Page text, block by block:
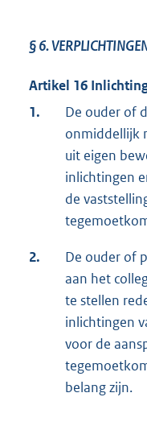
§ 6.
Artikel 16
1.
De ouder of
onmiddellijk
uit eigen
inlichtingen
de
2.
De ouder of
aan het
te stellen
inlichtingen
voor de
belang zijn.